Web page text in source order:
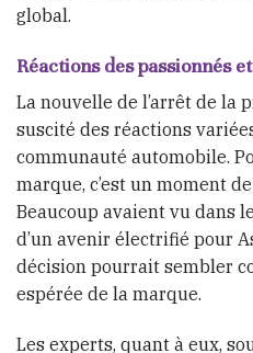
global.
Réactions des passionnés
La nouvelle de l’arrêt de la
suscité des réactions
communauté automobile.
marque, c’est un moment
Beaucoup avaient vu dans
d’un avenir électrifié pour
décision pourrait sembler
espérée de la marque.
Les experts, quant à eux,